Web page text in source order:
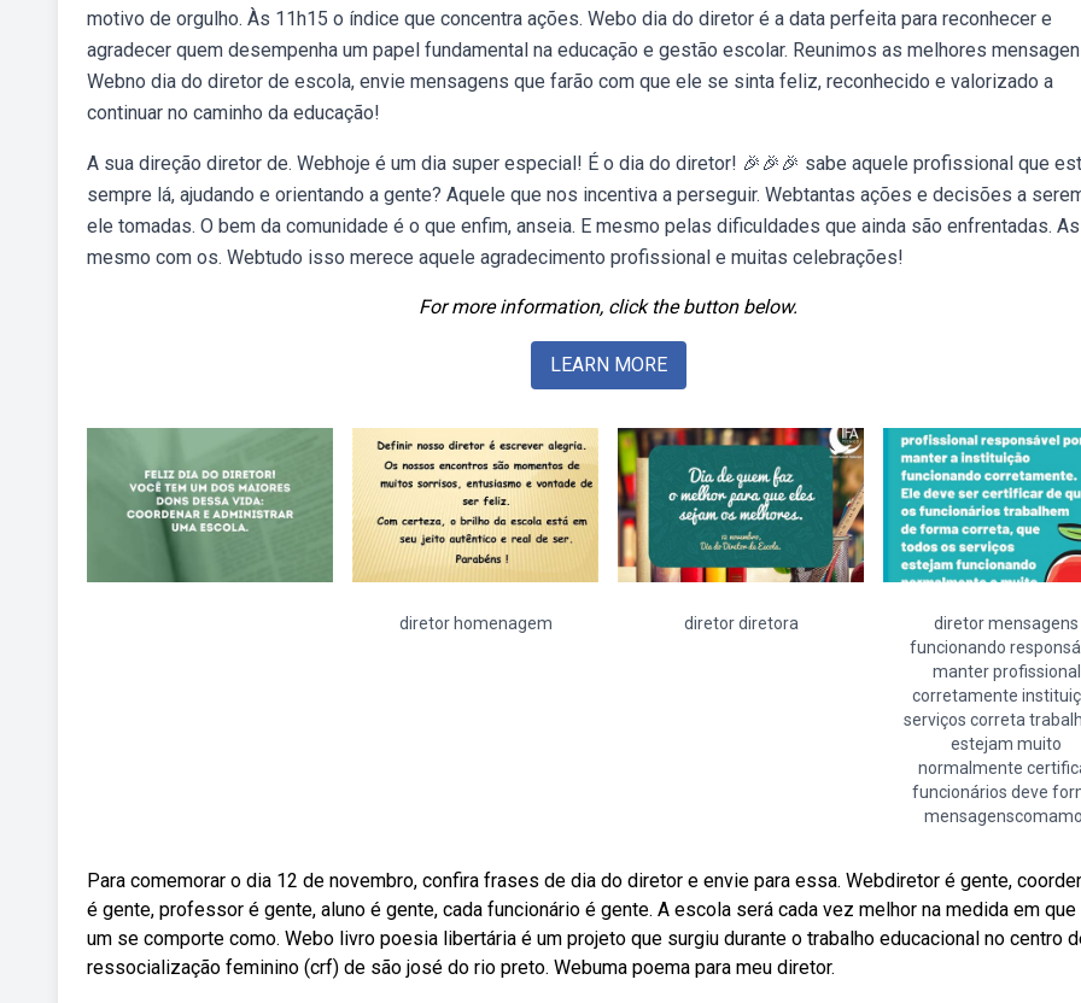
motivo de orgulho. Às 11h15 o índice que concentra ações. Webo dia do diretor é a data perfeita para reconhecer e
agradecer quem desempenha um papel fundamental na educação e gestão escolar. Reunimos as melhores
Webno dia do diretor de escola, envie mensagens que farão com que ele se sinta feliz, reconhecido e valorizado a
continuar no caminho da educação!
A sua direção diretor de. Webhoje é um dia super especial! É o dia do diretor! 🎉🎉🎉 sabe aquele profissional que
sempre lá, ajudando e orientando a gente? Aquele que nos incentiva a perseguir. Webtantas ações e decisões a
ele tomadas. O bem da comunidade é o que enfim, anseia. E mesmo pelas dificuldades que ainda são enfrentadas.
mesmo com os. Webtudo isso merece aquele agradecimento profissional e muitas celebrações!
For more information, click the button below.
LEARN MORE
diretor homenagem diretor diretora
diretor mensagens
funcionando
manter profissional
corretamente
serviços correta
estejam muito
normalmente
funcionários deve
Para comemorar o dia 12 de novembro, confira frases de dia do diretor e envie para essa. Webdiretor é gente,
é gente, professor é gente, aluno é gente, cada funcionário é gente. A escola será cada vez melhor na medida em que
um se comporte como. Webo livro poesia libertária é um projeto que surgiu durante o trabalho educacional no centro
ressocialização feminino (crf) de são josé do rio preto. Webuma poema para meu diretor.